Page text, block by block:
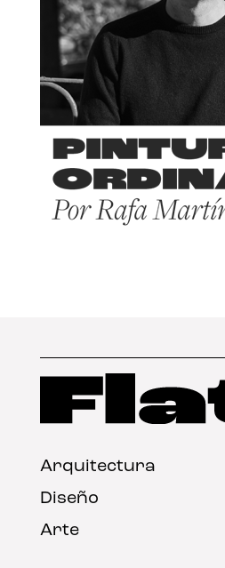
Arquitectura
Diseño
Arte